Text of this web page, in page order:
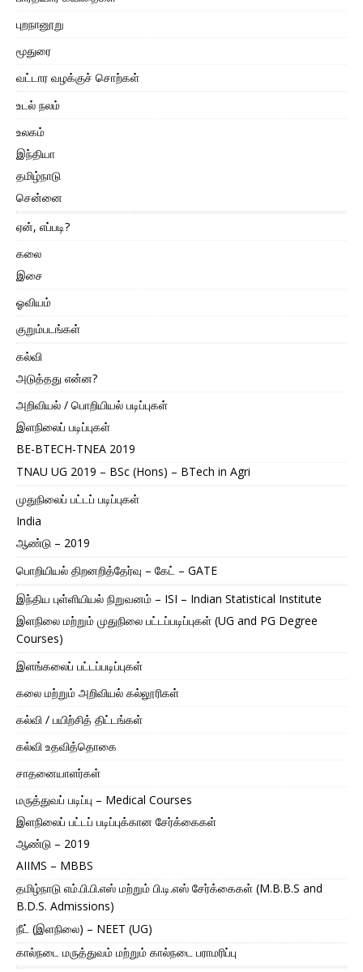
புறநானூறு
மூதுரை
வட்டார வழக்குச் சொற்கள்
உடல் நலம்
உலகம்
இந்தியா
தமிழ்நாடு
சென்னை
ஏன், எப்படி?
கலை
இசை
ஓவியம்
குறும்படங்கள்
கல்வி
அடுத்தது என்ன?
அறிவியல் / பொறியியல் படிப்புகள்
இளநிலைப் படிப்புகள்
BE-BTECH-TNEA 2019
TNAU UG 2019 – BSc (Hons) – BTech in Agri
முதுநிலைப் பட்டப் படிப்புகள்
India
ஆண்டு – 2019
பொறியியல் திறனறித்தேர்வு – கேட் – GATE
இந்திய புள்ளியியல் நிறுவனம் – ISI – Indian Statistical Institute
இளநிலை மற்றும் முதுநிலை பட்டப்படிப்புகள் (UG and PG Degree
Courses)
இளங்கலைப் பட்டப்படிப்புகள்
கலை மற்றும் அறிவியல் கல்லூரிகள்
கல்வி / பயிற்சித் திட்டங்கள்
கல்வி உதவித்தொகை
சாதனையாளர்கள்
மருத்துவப் படிப்பு – Medical Courses
இளநிலைப் பட்டப் படிப்புக்கான சேர்க்கைகள்
ஆண்டு – 2019
AIIMS – MBBS
தமிழ்நாடு எம்.பி.பி.எஸ் மற்றும் பி.டி.எஸ் சேர்க்கைகள் (M.B.B.S and
B.D.S. Admissions)
நீட் (இளநிலை) – NEET (UG)
கால்நடை மருத்துவம் மற்றும் கால்நடை பராமரிப்பு